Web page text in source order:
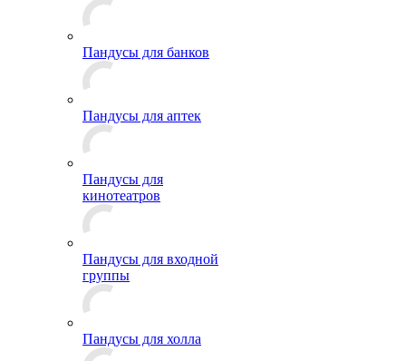
Пандусы для банков
Пандусы для аптек
Пандусы для
кинотеатров
Пандусы для входной
группы
Пандусы для холла